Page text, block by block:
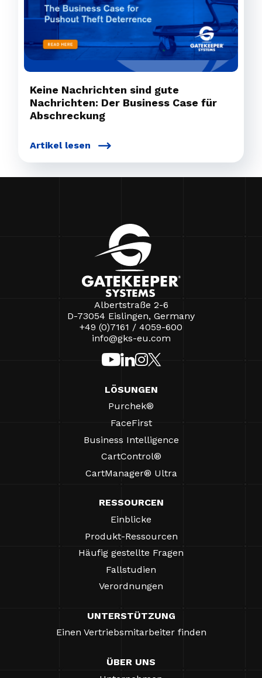
Keine Nachrichten sind gute
Nachrichten: Der Business Case für
Abschreckung
Artikel lesen
Albertstraße 2-6
D-73054 Eislingen, Germany
+49 (0)7161 / 4059-600
info@gks-eu.com
LÖSUNGEN
Purchek®
FaceFirst
Business Intelligence
CartControl®
CartManager® Ultra
RESSOURCEN
Einblicke
Produkt-Ressourcen
Häufig gestellte Fragen
Fallstudien
Verordnungen
UNTERSTÜTZUNG
Einen Vertriebsmitarbeiter finden
ÜBER UNS